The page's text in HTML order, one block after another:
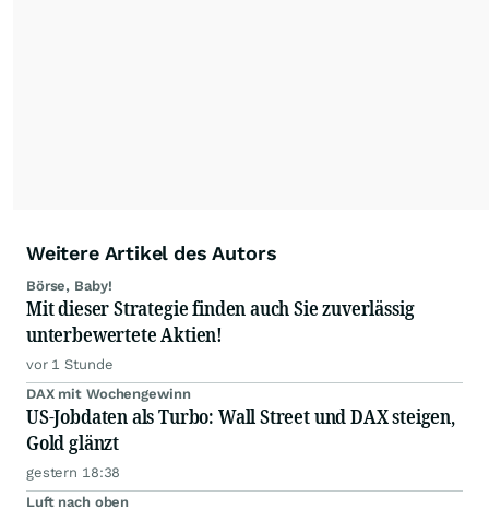
Weitere Artikel des Autors
Börse, Baby!
Mit dieser Strategie finden auch Sie zuverlässig
unterbewertete Aktien!
vor 1 Stunde
DAX mit Wochengewinn
US-Jobdaten als Turbo: Wall Street und DAX steigen,
Gold glänzt
gestern 18:38
Luft nach oben